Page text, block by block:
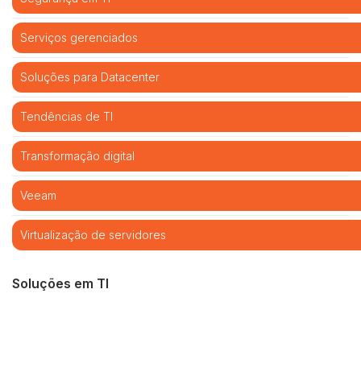
Serviços gerenciados
Soluções para Datacenter
Tendências de TI
Transformação digital
Veeam
Virtualização de servidores
Soluções em TI